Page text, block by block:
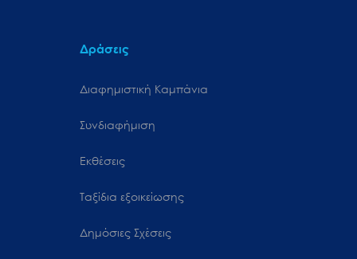
Δράσεις
Διαφημιστική Καμπάνια
Συνδιαφήμιση
Εκθέσεις
Ταξίδια εξοικείωσης
Δημόσιες Σχέσεις